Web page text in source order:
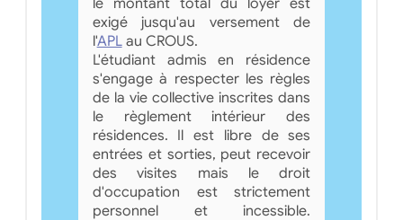
exigé jusqu'au versement de
l'APLau CROUS.
L'étudiant admis en résidence
s'engage à respecter les règles
de la vie collective inscrites dans
le règlement intérieur des
résidences. Il est libre de ses
entrées et sorties, peut recevoir
des visites mais le droit
d'occupation est strictement
personnel et incessible.